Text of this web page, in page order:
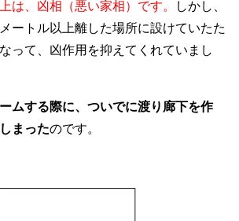
は、凶相（悪い家相）です。
しかし、
ートル以上離した場所に設けていたた
って、凶作用を抑えてくれていまし
ムする際に、ついでに渡り廊下を作
まったのです。